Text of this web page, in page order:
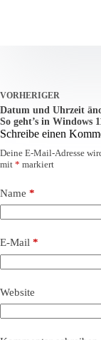
VORHERIGER
Datum und Uhrzeit
So geht’s in Windows
Schreibe einen
Deine E-Mail-Adresse
mit * markiert
Name *
E-Mail *
Website